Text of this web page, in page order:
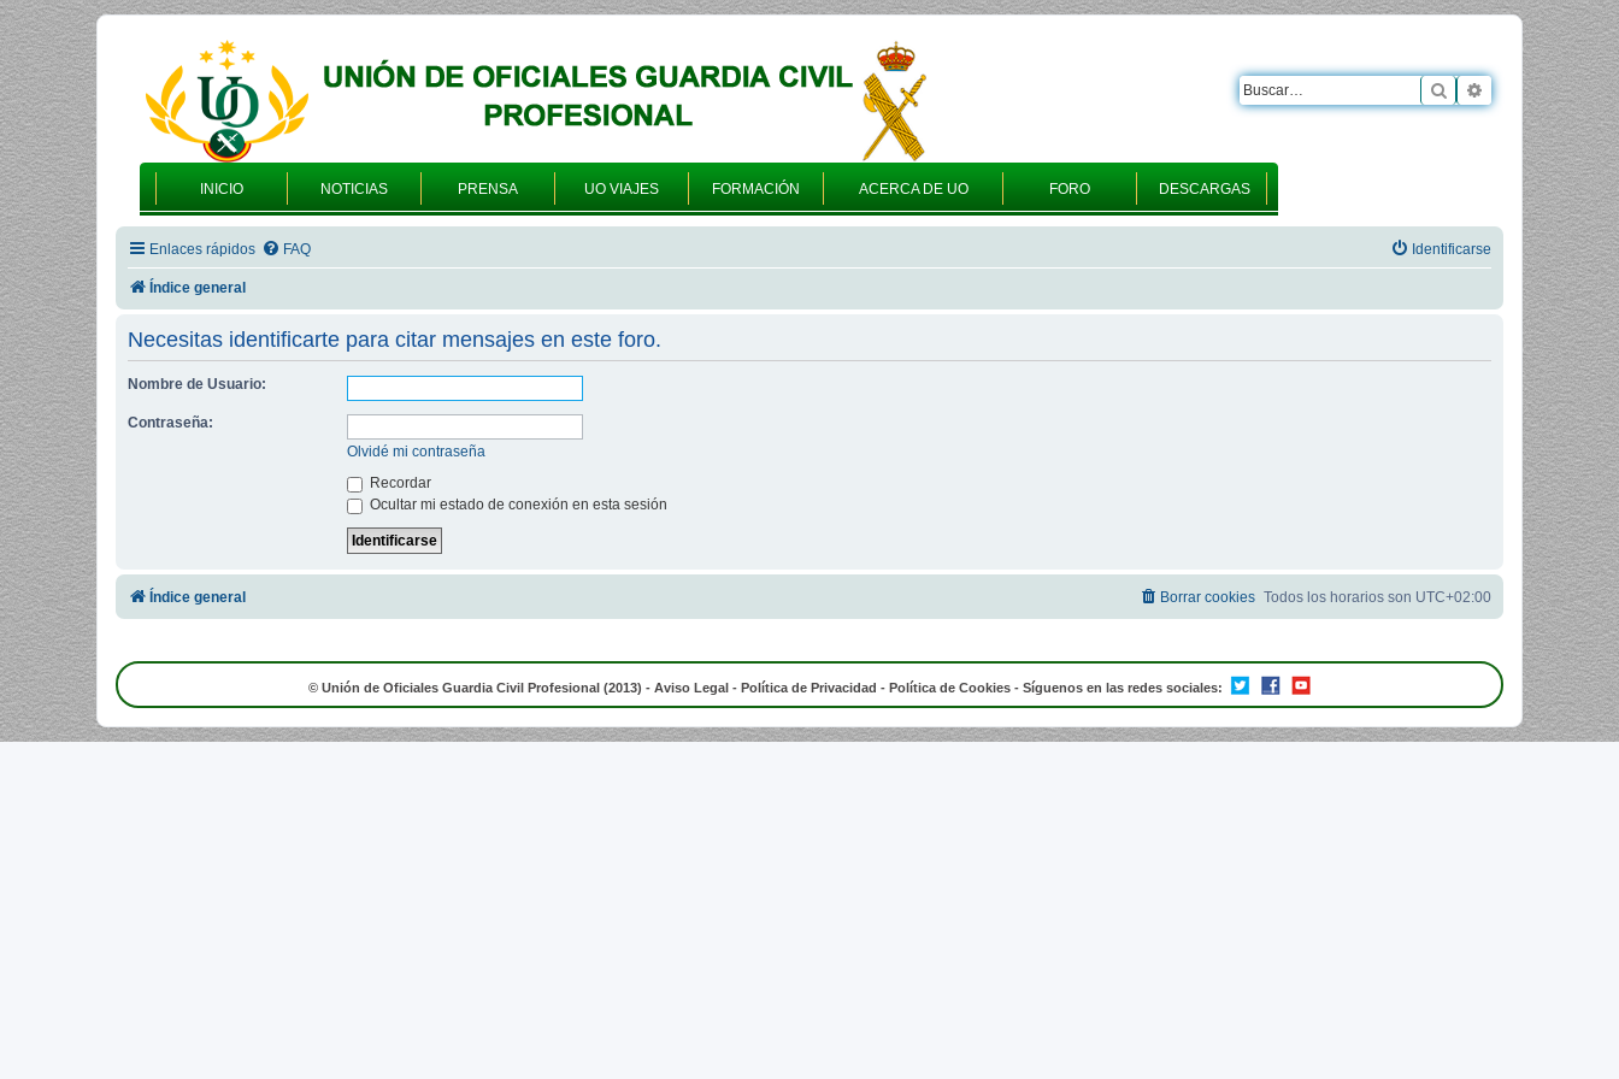
INICIO NOTICIAS PRENSA UO VIAJES FORMACIÓN ACERCA DE UO FORO DESCARGAS
Buscar Búsqueda
Enlaces rápidos FAQ Identificarse
Índice general
Necesitas identificarte para citar mensajes en este foro.
Nombre de Usuario:
Contraseña:
Olvidé mi contraseña
Recordar
Ocultar mi estado de conexión en esta sesión
Índice general Todos los horarios son UTC+02:00
Borrar cookies
© Unión de Oficiales Guardia Civil Profesional (2013) - Aviso Legal - Política de Privacidad - Política de Cookies - Síguenos en las redes sociales: